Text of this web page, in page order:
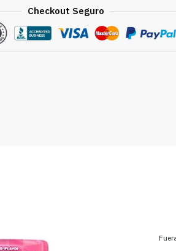
Checkout Seguro